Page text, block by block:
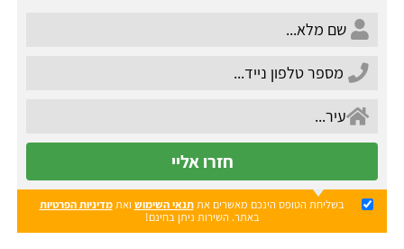
חזרו אליי
בשליחת הטופס הינכם מאשרים אתתנאי השימוש ואתמדיניות הפרטיות
באתר. השירות ניתן בחינם!